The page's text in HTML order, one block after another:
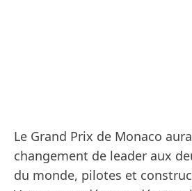
Le Grand Prix de Monaco
changement de leader aux
du monde, pilotes et